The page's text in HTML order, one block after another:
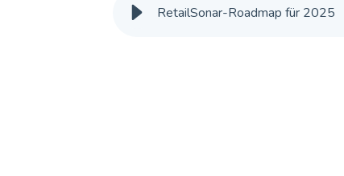
RetailSonar-Roadmap für 2025